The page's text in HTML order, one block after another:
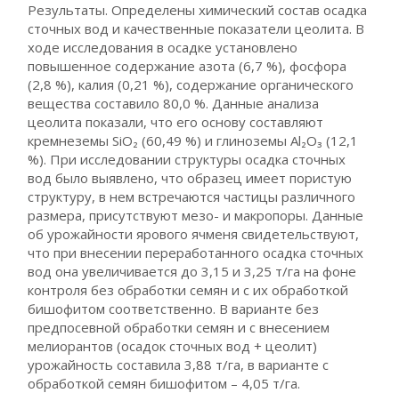
Результаты. Определены химический состав осадка
сточных вод и качественные показатели цеолита. В
ходе исследования в осадке установлено
повышенное содержание азота (6,7 %), фосфора
(2,8 %), калия (0,21 %), содержание органического
вещества составило 80,0 %. Данные анализа
цеолита показали, что его основу составляют
кремнеземы SiO₂ (60,49 %) и глиноземы Al₂O₃ (12,1
%). При исследовании структуры осадка сточных
вод было выявлено, что образец имеет пористую
структуру, в нем встречаются частицы различного
размера, присутствуют мезо- и макропоры. Данные
об урожайности ярового ячменя свидетельствуют,
что при внесении переработанного осадка сточных
вод она увеличивается до 3,15 и 3,25 т/га на фоне
контроля без обработки семян и с их обработкой
бишофитом соответственно. В варианте без
предпосевной обработки семян и с внесением
мелиорантов (осадок сточных вод + цеолит)
урожайность составила 3,88 т/га, в варианте с
обработкой семян бишофитом – 4,05 т/га.